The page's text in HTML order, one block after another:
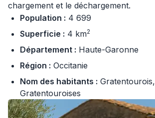
chargement et le déchargement.
Population : 4 699
Superficie : 4 km2
Département : Haute-Garonne
Région : Occitanie
Nom des habitants : Gratentourois,
Gratentouroises